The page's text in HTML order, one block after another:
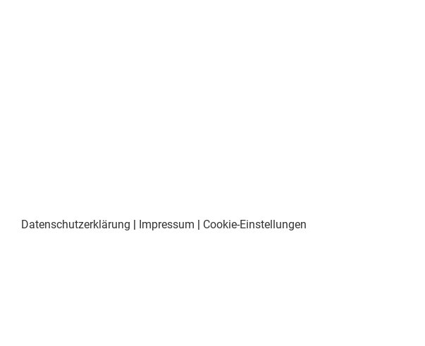
Datenschutzerklärung | Impressum | Cookie-Einstellungen